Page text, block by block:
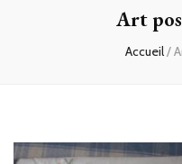
Art
Accueil/